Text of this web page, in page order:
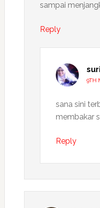
sampai
Reply
9TH
sana sini
membakar
Reply